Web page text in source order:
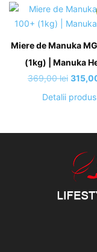
fost:
409,00
Miere de Manuka
(1kg) | Manuka
369,00lei Prețul
inițial
Detalii produs